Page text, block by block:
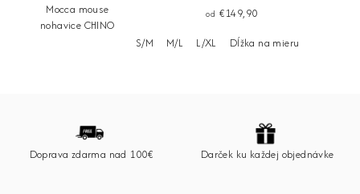
Mocca mouse
nohavice CHINO
od €149,90
S/M
M/L L/XL Dĺžka na mieru
Doprava zdarma nad 100€ Darček ku každej objednávke